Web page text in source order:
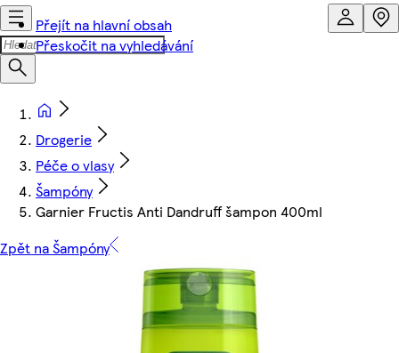
Přejít na hlavní obsah
Přeskočit na vyhledávání
Drogerie
Péče o vlasy
Šampóny
Garnier Fructis Anti Dandruff šampon 400ml
Zpět na Šampóny